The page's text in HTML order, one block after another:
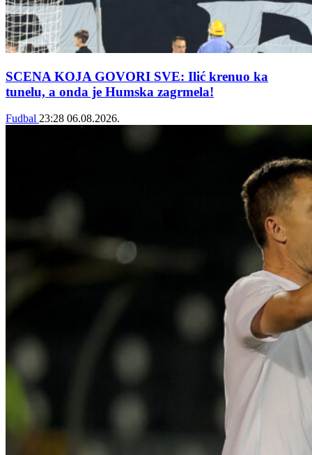
SCENA KOJA GOVORI SVE: Ilić krenuo ka
tunelu, a onda je Humska zagrmela!
Fudbal 23:28 06.08.2026.